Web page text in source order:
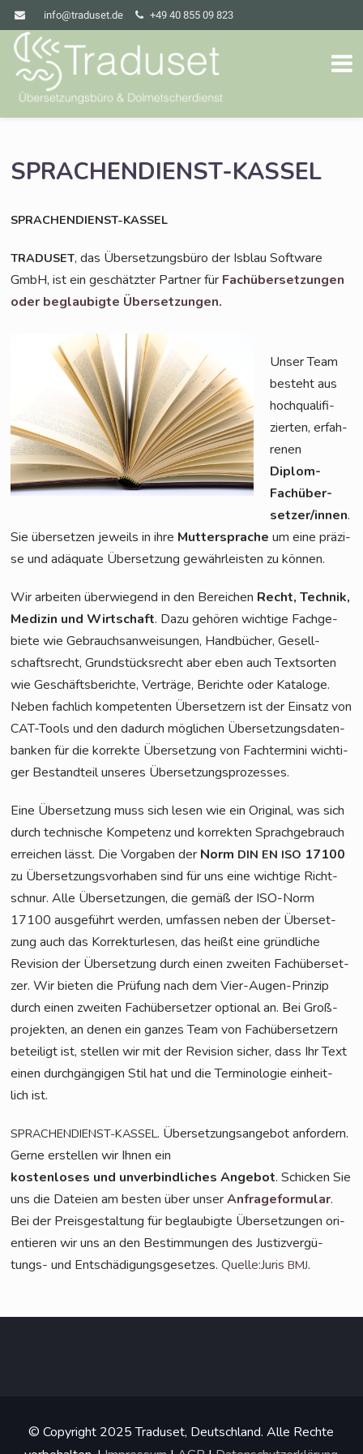
info@traduset.de +49 40 855 09 823
SPRACHENDIENST-KASSEL
SPRACHENDIENST-KASSEL
TRADUSET, das Über­set­zungs­bü­ro der Isblau Soft­ware
GmbH, ist ein geschätz­ter Part­ner für Fach­über­set­zun­gen
oder beglau­big­te Übersetzungen.
Unser Team
besteht aus
hoch­qua­li­fi­
zier­ten, erfah­
re­nen
Diplom-
Fach­über­
set­zer/in­nen.
Sie über­set­zen jeweils in ihre Mut­ter­spra­che um eine prä­zi­
se und adäqua­te Über­set­zung gewähr­leis­ten zu können.
Wir arbei­ten über­wie­gend in den Berei­chen Recht, Tech­nik,
Medi­zin und Wirt­schaft. Dazu gehö­ren wich­ti­ge Fach­ge­
bie­te wie Gebrauchs­an­wei­sun­gen, Hand­bü­cher, Gesell­
schafts­recht, Grund­stücks­recht aber eben auch Text­sor­ten
wie Geschäfts­be­rich­te, Ver­trä­ge, Berich­te oder Kata­lo­ge.
Neben fach­lich kom­pe­ten­ten Über­set­zern ist der Ein­satz von
CAT-Tools und den dadurch mög­li­chen Über­set­zungs­da­ten­
ban­ken für die kor­rek­te Über­set­zung von Fach­ter­mi­ni wich­ti­
ger Bestand­teil unse­res Übersetzungsprozesses.
Eine Über­set­zung muss sich lesen wie ein Ori­gi­nal, was sich
durch tech­ni­sche Kom­pe­tenz und kor­rek­ten Sprach­ge­brauch
errei­chen lässt. Die Vor­ga­ben der Norm DIN EN ISO 17100
zu Über­set­zungs­vor­ha­ben sind für uns eine wich­ti­ge Richt­
schnur. Alle Über­set­zun­gen, die gemäß der ISO-Norm
17100 aus­ge­führt wer­den, umfas­sen neben der Über­set­
zung auch das Kor­rek­tur­le­sen, das heißt eine gründ­li­che
Revi­si­on der Über­set­zung durch einen zwei­ten Fach­über­set­
zer. Wir bie­ten die Prü­fung nach dem Vier-Augen-Prin­zip
durch einen zwei­ten Fach­über­set­zer optio­nal an. Bei Groß­
pro­jek­ten, an denen ein gan­zes Team von Fach­über­set­zern
betei­ligt ist, stel­len wir mit der Revi­si­on sicher, dass Ihr Text
einen durch­gän­gi­gen Stil hat und die Ter­mi­no­lo­gie ein­heit­
lich ist.
SPRACHENDIENST-KASSEL. Über­set­zungs­an­ge­bot anfordern.
Ger­ne erstel­len wir Ihnen ein
kos­ten­lo­ses und unver­bind­li­ches Ange­bot. Schi­cken Sie
uns die Datei­en am bes­ten über unserAnfra­ge­for­mu­lar.
Bei der Preis­ge­stal­tung für beglau­big­te Über­set­zun­gen ori­
en­tie­ren wir uns an den Bestim­mun­gen des Jus­tiz­ver­gü­
tungs- und Ent­schä­di­gungs­ge­set­zes.Quelle:JurisBMJ.
© Copyright 2025 Traduset, Deutschland. Alle Rechte